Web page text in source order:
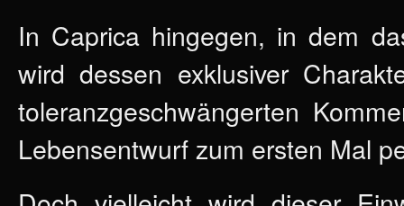
In Caprica hingegen, in dem
wird dessen exklusiver
toleranzgeschwängerten
Lebensentwurf zum ersten Mal